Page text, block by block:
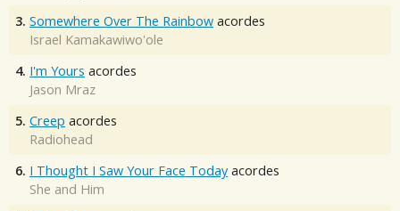
3. Somewhere Over The Rainbow acordes
Israel Kamakawiwo'ole
4. I'm Yours acordes
Jason Mraz
5. Creep acordes
Radiohead
6. I Thought I Saw Your Face Today acordes
She and Him